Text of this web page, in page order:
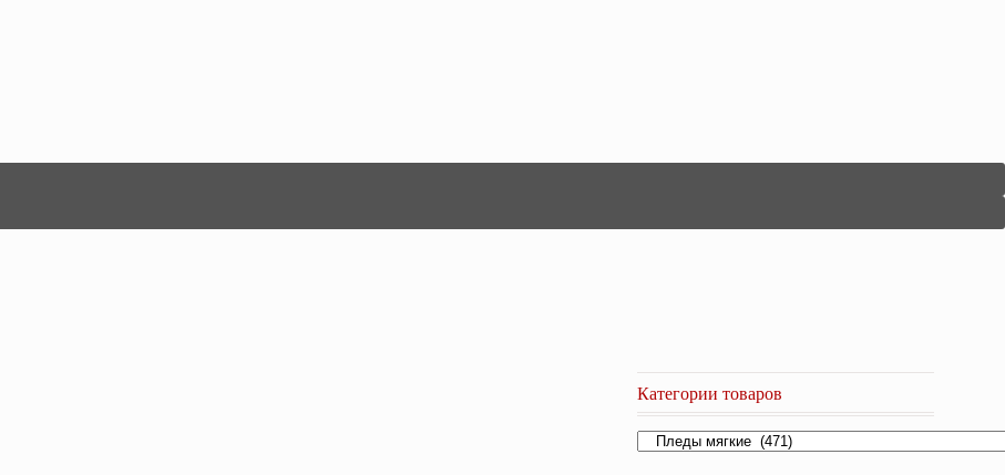
Категории товаров